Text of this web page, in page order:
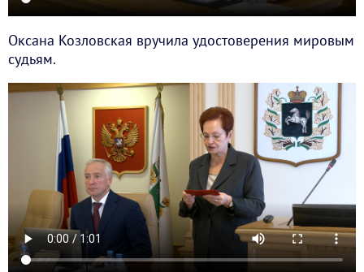
Оксана Козловская вручила удостоверения мировым
судьям.